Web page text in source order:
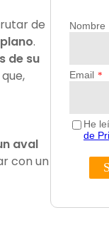
de
.
de su
aval
con un